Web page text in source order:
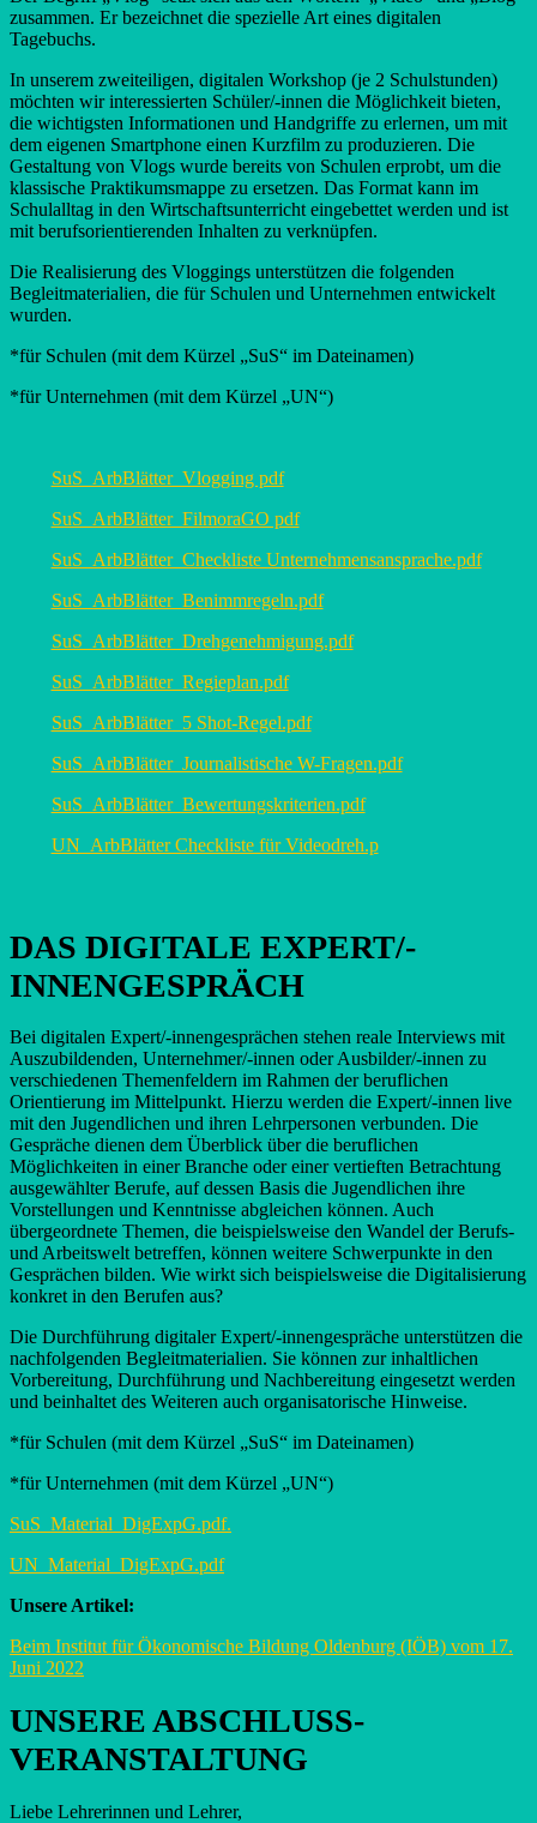
zusammen. Er bezeichnet die spezielle Art eines digitalen
Tagebuchs.
In unserem zweiteiligen, digitalen Workshop (je 2 Schulstunden)
möchten wir interessierten Schüler/-innen die Möglichkeit bieten,
die wichtigsten Informationen und Handgriffe zu erlernen, um mit
dem eigenen Smartphone einen Kurzfilm zu produzieren. Die
Gestaltung von Vlogs wurde bereits von Schulen erprobt, um die
klassische Praktikumsmappe zu ersetzen. Das Format kann im
Schulalltag in den Wirtschaftsunterricht eingebettet werden und ist
mit berufsorientierenden Inhalten zu verknüpfen.
Die Realisierung des Vloggings unterstützen die folgenden
Begleitmaterialien, die für Schulen und Unternehmen entwickelt
wurden.
*für Schulen (mit dem Kürzel „SuS“ im Dateinamen)
*für Unternehmen (mit dem Kürzel „UN“)
SuS_ArbBlätter_Vlogging pdf
SuS_ArbBlätter_FilmoraGO pdf
SuS_ArbBlätter_Checkliste Unternehmensansprache.pdf
SuS_ArbBlätter_Benimmregeln.pdf
SuS_ArbBlätter_Drehgenehmigung.pdf
SuS_ArbBlätter_Regieplan.pdf
SuS_ArbBlätter_5 Shot-Regel.pdf
SuS_ArbBlätter_Journalistische W-Fragen.pdf
SuS_ArbBlätter_Bewertungskriterien.pdf
UN_ArbBlätter Checkliste für Videodreh.p
DAS DIGITALE EXPERT/-
INNENGESPRÄCH
Bei digitalen Expert/-innengesprächen stehen reale Interviews mit
Auszubildenden, Unternehmer/-innen oder Ausbilder/-innen zu
verschiedenen Themenfeldern im Rahmen der beruflichen
Orientierung im Mittelpunkt. Hierzu werden die Expert/-innen live
mit den Jugendlichen und ihren Lehrpersonen verbunden. Die
Gespräche dienen dem Überblick über die beruflichen
Möglichkeiten in einer Branche oder einer vertieften Betrachtung
ausgewählter Berufe, auf dessen Basis die Jugendlichen ihre
Vorstellungen und Kenntnisse abgleichen können. Auch
übergeordnete Themen, die beispielsweise den Wandel der Berufs-
und Arbeitswelt betreffen, können weitere Schwerpunkte in den
Gesprächen bilden. Wie wirkt sich beispielsweise die Digitalisierung
konkret in den Berufen aus?
Die Durchführung digitaler Expert/-innengespräche unterstützen die
nachfolgenden Begleitmaterialien. Sie können zur inhaltlichen
Vorbereitung, Durchführung und Nachbereitung eingesetzt werden
und beinhaltet des Weiteren auch organisatorische Hinweise.
*für Schulen (mit dem Kürzel „SuS“ im Dateinamen)
*für Unternehmen (mit dem Kürzel „UN“)
SuS_Material_DigExpG.pdf.
UN_Material_DigExpG.pdf
Unsere Artikel:
Beim Institut für Ökonomische Bildung Oldenburg (IÖB) vom 17.
Juni 2022
UNSERE ABSCHLUSS­­­­
VERANSTALTUNG
Liebe Lehrerinnen und Lehrer,